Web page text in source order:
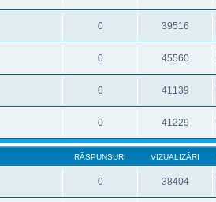
0 39516
0 45560
0 41139
0 41229
RĂSPUNSURI VIZUALIZĂRI
0 38404